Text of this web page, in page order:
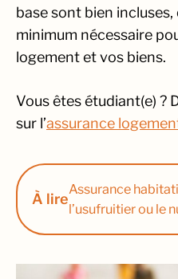
base sont bien
minimum nécessaire
logement et vos biens.
Vous êtes étudiant(e) ?
sur l’assurance
À lire
Assurance
l’usufruitier ou le